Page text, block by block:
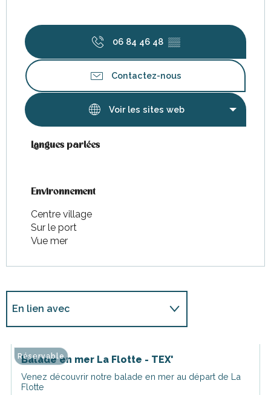
06 84 46 48 ▒▒
Contactez-nous
Voir les sites web
Langues parlées
Langues parlées
Environnement
Environnement
Centre village
Sur le port
Vue mer
En lien avec
Balade en mer La Flotte - TEX'
Venez découvrir notre balade en mer au départ de La
Flotte
Réservable